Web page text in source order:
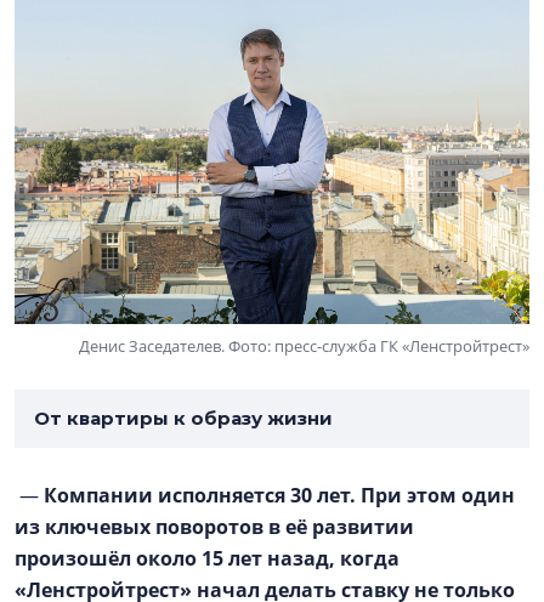
Денис Заседателев. Фото: пресс-служба ГК «Ленстройтрест»
От квартиры к образу жизни
— Компании исполняется 30 лет. При этом один
из ключевых поворотов в её развитии
произошёл около 15 лет назад, когда
«Ленстройтрест» начал делать ставку не только